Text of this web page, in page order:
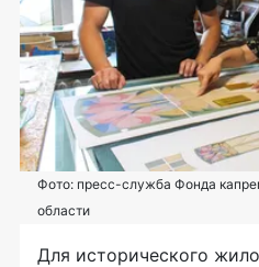
Фото: пресс-служба Фонда
области
Для исторического